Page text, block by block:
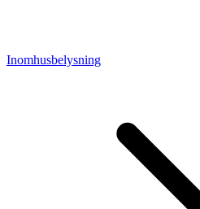
Inomhusbelysning